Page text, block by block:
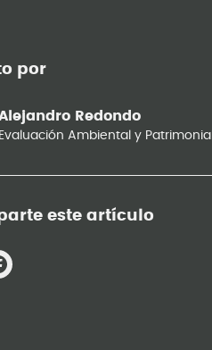
por
Redondo
Evaluación Ambiental y Patrimonial
este artículo